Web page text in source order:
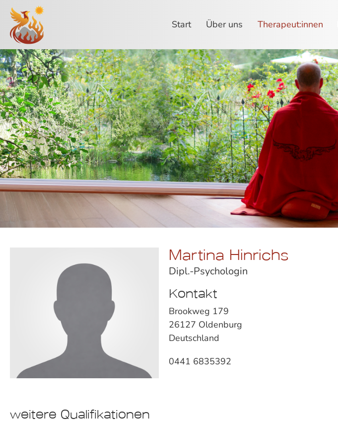
Startseite
Start Über uns Therapeut:innen
Martina Hinrichs
Dipl.-Psychologin
Kontakt
Brookweg 179
26127 Oldenburg
Deutschland
0441 6835392
weitere Qualifikationen